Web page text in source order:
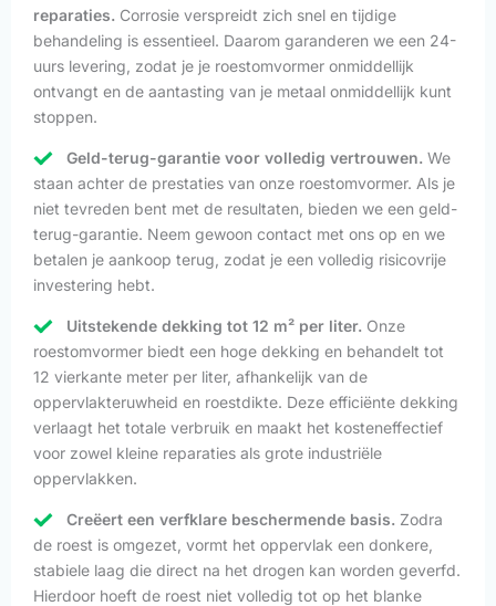
reparaties. Corrosie verspreidt zich snel en tijdige
behandeling is essentieel. Daarom garanderen we een 24-
uurs levering, zodat je je roestomvormer onmiddellijk
ontvangt en de aantasting van je metaal onmiddellijk kunt
stoppen.
Geld-terug-garantie voor volledig vertrouwen. We
staan achter de prestaties van onze roestomvormer. Als je
niet tevreden bent met de resultaten, bieden we een geld-
terug-garantie. Neem gewoon contact met ons op en we
betalen je aankoop terug, zodat je een volledig risicovrije
investering hebt.
Uitstekende dekking tot 12 m² per liter. Onze
roestomvormer biedt een hoge dekking en behandelt tot
12 vierkante meter per liter, afhankelijk van de
oppervlakteruwheid en roestdikte. Deze efficiënte dekking
verlaagt het totale verbruik en maakt het kosteneffectief
voor zowel kleine reparaties als grote industriële
oppervlakken.
Creëert een verfklare beschermende basis. Zodra
de roest is omgezet, vormt het oppervlak een donkere,
stabiele laag die direct na het drogen kan worden geverfd.
Hierdoor hoeft de roest niet volledig tot op het blanke